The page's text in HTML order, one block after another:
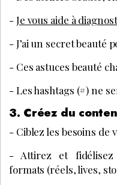
-Je vous aide à
- J’ai un secret beauté
- Ces astuces beauté
- Les hashtags (#) ne
3. Créez du
- Ciblez les besoins de
- Attirez et fidélisez
formats (réels, lives,